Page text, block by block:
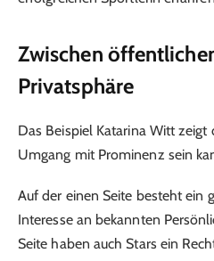
Zwischen
Privatsphäre
Das Beispiel Katarina Witt zeigt
Umgang mit Prominenz sein
Auf der einen Seite besteht ein
Interesse an bekannten
Seite haben auch Stars ein